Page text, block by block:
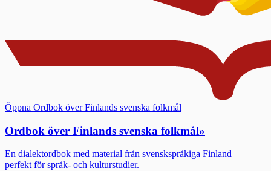
Öppna Ordbok över Finlands svenska folkmål
Ordbok över Finlands svenska folkmål»
En dialektordbok med material från svenskspråkiga Finland –
perfekt för språk- och kulturstudier.